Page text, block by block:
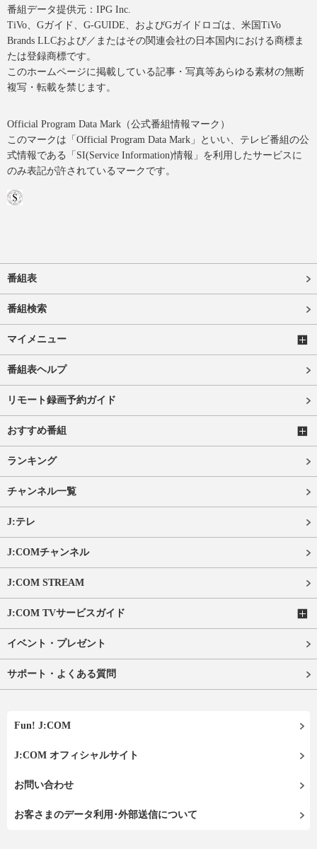
番組データ提供元：IPG Inc.
TiVo、Gガイド、G-GUIDE、およびGガイドロゴは、米国TiVo
Brands LLCおよび／またはその関連会社の日本国内における商標ま
たは登録商標です。
このホームページに掲載している記事・写真等あらゆる素材の無断
複写・転載を禁じます。
Official Program Data Mark（公式番組情報マーク）
このマークは「Official Program Data Mark」といい、テレビ番組の公
式情報である「SI(Service Information)情報」を利用したサービスに
のみ表記が許されているマークです。
番組表
番組検索
マイメニュー
番組表ヘルプ
リモート録画予約ガイド
おすすめ番組
ランキング
チャンネル一覧
J:テレ
J:COMチャンネル
J:COM STREAM
J:COM TVサービスガイド
イベント・プレゼント
サポート・よくある質問
Fun! J:COM
J:COM オフィシャルサイト
お問い合わせ
お客さまのデータ利用･外部送信について